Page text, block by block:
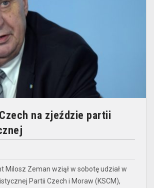
na zjeździe partii
Milosz Zeman wziął w sobotę udział w
Partii Czech i Moraw (KSCM),